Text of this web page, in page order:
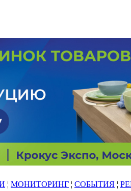
¦ МОНИТОРИНГ ¦ СОБЫТИЯ ¦